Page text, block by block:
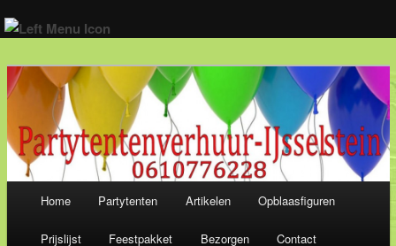
Wij verhuren alles voor een geslaagd feest! 06-10 77 62 28
Skip
Home Partytenten Artikelen Opblaasfiguren
Prijslijst Feestpakket Bezorgen Contact